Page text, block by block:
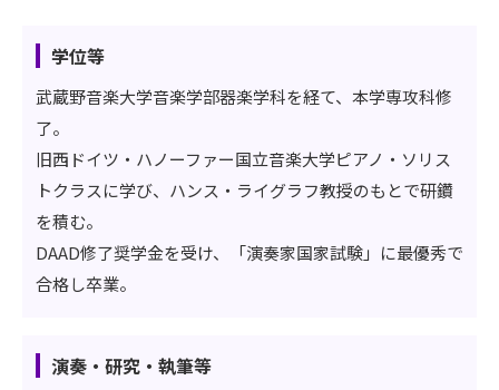
学位等
武蔵野音楽大学音楽学部器楽学科を経て、本学専攻科修
了。
旧西ドイツ・ハノーファー国立音楽大学ピアノ・ソリス
トクラスに学び、ハンス・ライグラフ教授のもとで研鑽
を積む。
DAAD修了奨学金を受け、「演奏家国家試験」に最優秀で
合格し卒業。
演奏・研究・執筆等